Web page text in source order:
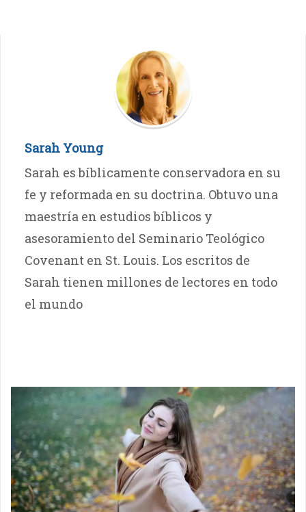
Sarah Young
Sarah es bíblicamente conservadora en su
fe y reformada en su doctrina. Obtuvo una
maestría en estudios bíblicos y
asesoramiento del Seminario Teológico
Covenant en St. Louis. Los escritos de
Sarah tienen millones de lectores en todo
el mundo